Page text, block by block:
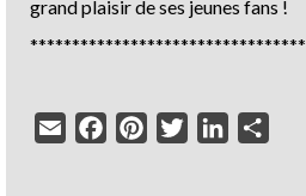
grand plaisir de ses jeunes fans !
Email FacebookPinterestTwitterLinkedIn